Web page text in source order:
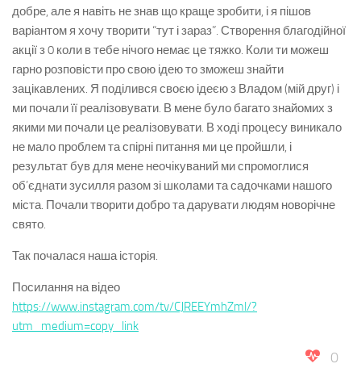
добре, але я навіть не знав що краще зробити, і я пішов
варіантом я хочу творити “тут і зараз”. Створення благодійної
акції з 0 коли в тебе нічого немає це тяжко. Коли ти можеш
гарно розповісти про свою ідею то зможеш знайти
зацікавлених. Я поділився своєю ідеєю з Владом (мій друг) і
ми почали її реалізовувати. В мене було багато знайомих з
якими ми почали це реалізовувати. В ході процесу виникало
не мало проблем та спірні питання ми це пройшли, і
результат був для мене неочікуваний ми спромоглися
об’єднати зусилля разом зі школами та садочками нашого
міста. Почали творити добро та дарувати людям новорічне
свято.
Так почалася наша історія.
Посилання на відео
https://www.instagram.com/tv/CJREEYmhZml/?
utm_medium=copy_link
0